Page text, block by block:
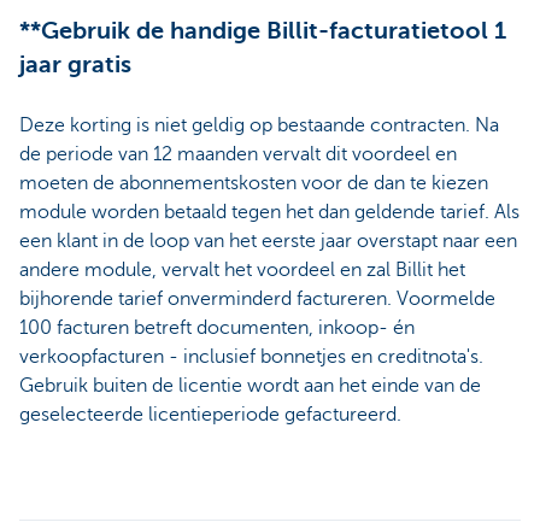
**Gebruik de handige Billit-facturatietool 1
jaar gratis
Deze korting is niet geldig op bestaande contracten. Na
de periode van 12 maanden vervalt dit voordeel en
moeten de abonnementskosten voor de dan te kiezen
module worden betaald tegen het dan geldende tarief. Als
een klant in de loop van het eerste jaar overstapt naar een
andere module, vervalt het voordeel en zal Billit het
bijhorende tarief onverminderd factureren. Voormelde
100 facturen betreft documenten, inkoop- én
verkoopfacturen - inclusief bonnetjes en creditnota's.
Gebruik buiten de licentie wordt aan het einde van de
geselecteerde licentieperiode gefactureerd.